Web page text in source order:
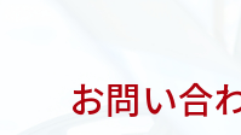
お問い合